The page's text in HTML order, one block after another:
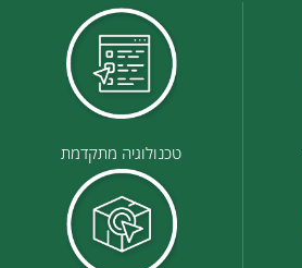
טכנולוגיה מתקדמת